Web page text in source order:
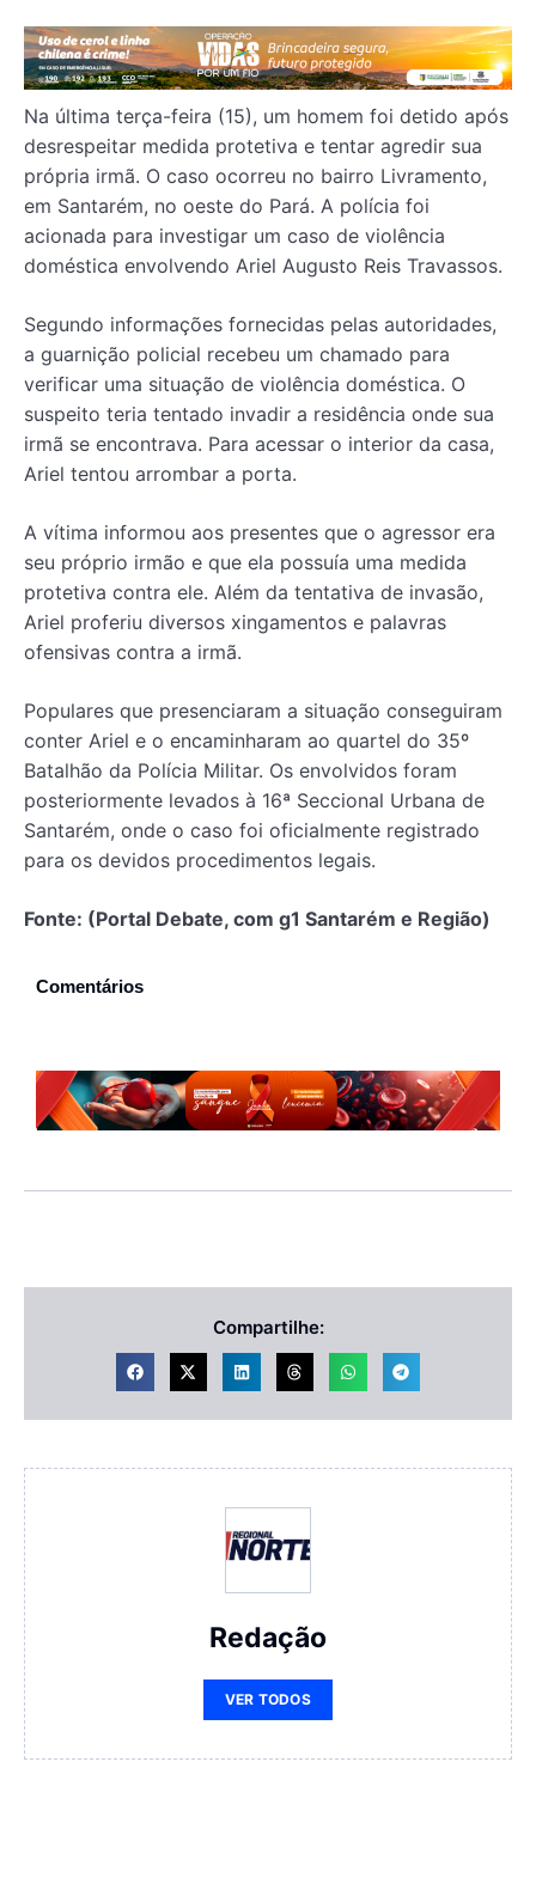
Na última terça-feira (15), um homem foi detido após
desrespeitar medida protetiva e tentar agredir sua
própria irmã. O caso ocorreu no bairro Livramento,
em Santarém, no oeste do Pará. A polícia foi
acionada para investigar um caso de violência
doméstica envolvendo Ariel Augusto Reis Travassos.
Segundo informações fornecidas pelas autoridades,
a guarnição policial recebeu um chamado para
verificar uma situação de violência doméstica. O
suspeito teria tentado invadir a residência onde sua
irmã se encontrava. Para acessar o interior da casa,
Ariel tentou arrombar a porta.
A vítima informou aos presentes que o agressor era
seu próprio irmão e que ela possuía uma medida
protetiva contra ele. Além da tentativa de invasão,
Ariel proferiu diversos xingamentos e palavras
ofensivas contra a irmã.
Populares que presenciaram a situação conseguiram
conter Ariel e o encaminharam ao quartel do 35º
Batalhão da Polícia Militar. Os envolvidos foram
posteriormente levados à 16ª Seccional Urbana de
Santarém, onde o caso foi oficialmente registrado
para os devidos procedimentos legais.
Fonte: (Portal Debate, com g1 Santarém e Região)
Comentários
Compartilhe:
Redação
VER TODOS